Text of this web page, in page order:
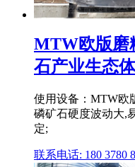
MTW欧版磨
石产业生态
使用设备：MTW欧
磷矿石硬度波动大,
定;
联系电话: 180 3780